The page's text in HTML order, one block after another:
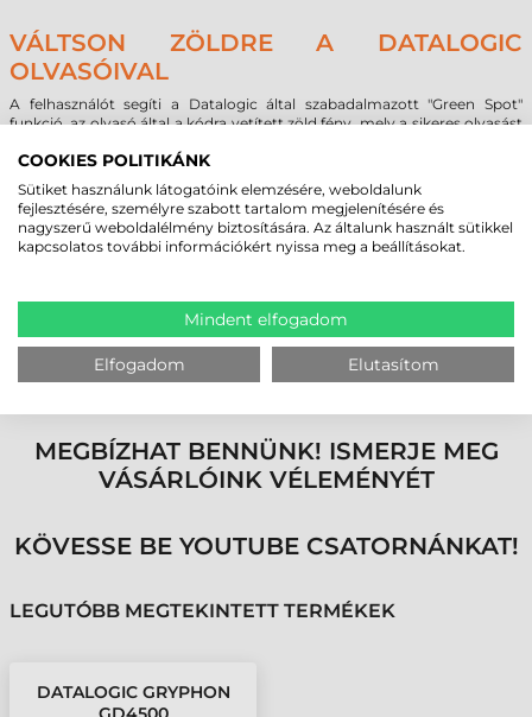
VÁLTSON ZÖLDRE A DATALOGIC
OLVASÓIVAL
A felhasználót segíti a Datalogic által szabadalmazott "Green Spot"
funkció, az olvasó által a kódra vetített zöld fény, mely a sikeres olvasást
befejezéséről.
ÖSSZEHASONLÍTÁS: GRPYHON 44XX VS
GRYPHON 45XX
kódokhoz készült modellnél)
Mozgás tolerancia:25 IPS vs 35 IPS
Képolvasás:A5 vs. A4
MEGBÍZHAT BENNÜNK! ISMERJE MEG
VÁSÁRLÓINK VÉLEMÉNYÉT
KÖVESSE BE YOUTUBE CSATORNÁNKAT!
LEGUTÓBB MEGTEKINTETT TERMÉKEK
DATALOGIC GRYPHON
COOKIES POLITIKÁNK
Sütiket használunk látogatóink elemzésére, weboldalunk
fejlesztésére, személyre szabott tartalom megjelenítésére és
nagyszerű weboldalélmény biztosítására. Az általunk használt sütikkel
kapcsolatos további információkért nyissa meg a beállításokat.
Mindent elfogadom
Elfogadom Elutasítom